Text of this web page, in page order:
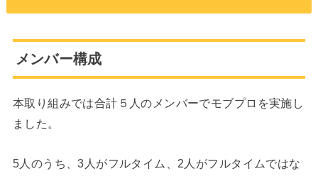
メンバー構成
本取り組みでは合計５人のメンバーでモブプロを実施し
ました。
5人のうち、3人がフルタイム、2人がフルタイムではな